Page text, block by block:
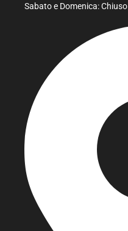
Sabato e Domenica: Chiuso